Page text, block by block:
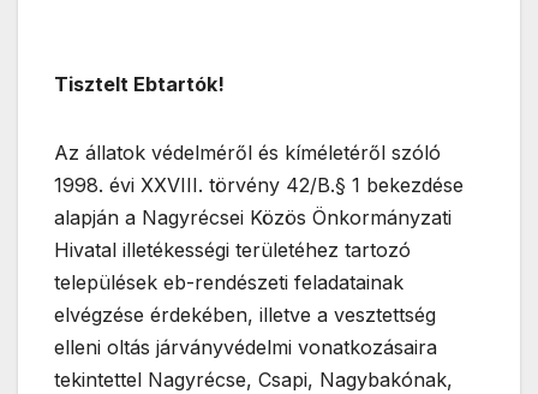
Tisztelt Ebtartók!
Az állatok védelméről és kíméletéről szóló
1998. évi XXVIII. törvény 42/B.§ 1 bekezdése
alapján a Nagyrécsei Közös Önkormányzati
Hivatal illetékességi területéhez tartozó
települések eb-rendészeti feladatainak
elvégzése érdekében, illetve a vesztettség
elleni oltás járványvédelmi vonatkozásaira
tekintettel Nagyrécse, Csapi, Nagybakónak,